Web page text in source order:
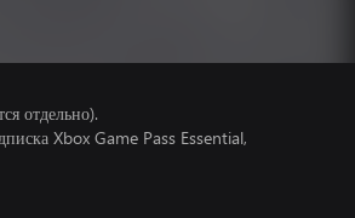
отдельно).
Xbox Game Pass Essential,